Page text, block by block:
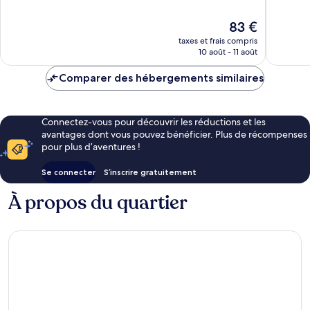
Le
nouveau
prix
de
83 €
taxes et frais compris
10 août - 11 août
Comparer des hébergements similaires
Connectez-vous pour découvrir les réductions et les
avantages dont vous pouvez bénéficier. Plus de récompenses
pour plus d’aventures !
Se connecter S’inscrire gratuitement
À propos du quartier